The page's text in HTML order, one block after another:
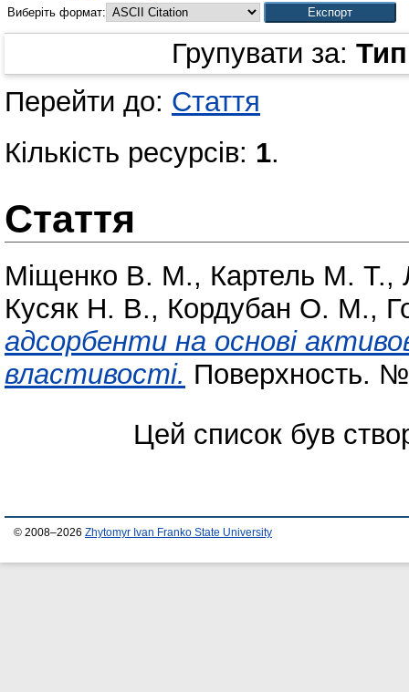
Виберіть формат:
Групувати за:
Перейти до: Стаття
Кількість ресурсів: 1.
Стаття
Міщенко В. М., Картель М. Т.,
Кусяк Н. В., Кордубан О. М.,
адсорбенти на основі
властивості. Поверхность.
Цей список був
© 2008–2026 Zhytomyr Ivan Franko State University